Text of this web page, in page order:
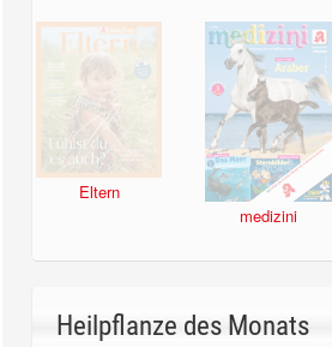
Eltern
medizini
Heilpflanze des Monats